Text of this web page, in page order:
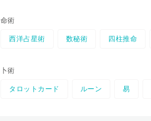
命術
西洋占星術 数秘術 四柱推命
卜術
タロットカード ルーン 易